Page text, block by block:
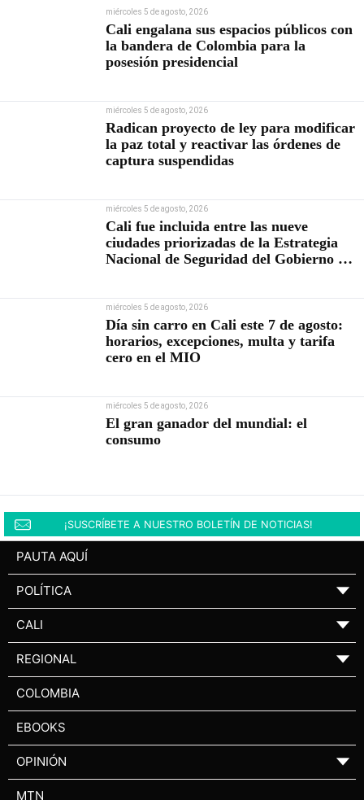
miércoles 5 de agosto, 2026
Cali engalana sus espacios públicos con
la bandera de Colombia para la
posesión presidencial
miércoles 5 de agosto, 2026
Radican proyecto de ley para modificar
la paz total y reactivar las órdenes de
captura suspendidas
miércoles 5 de agosto, 2026
Cali fue incluida entre las nueve
ciudades priorizadas de la Estrategia
Nacional de Seguridad del Gobierno de
miércoles 5 de agosto, 2026
Día sin carro en Cali este 7 de agosto:
horarios, excepciones, multa y tarifa
cero en el MIO
miércoles 5 de agosto, 2026
El gran ganador del mundial: el
consumo
¡SUSCRÍBETE A NUESTRO BOLETÍN DE NOTICIAS!
PAUTA AQUÍ
POLÍTICA ▼
CALI ▼
REGIONAL ▼
COLOMBIA
EBOOKS
OPINIÓN ▼
MTN